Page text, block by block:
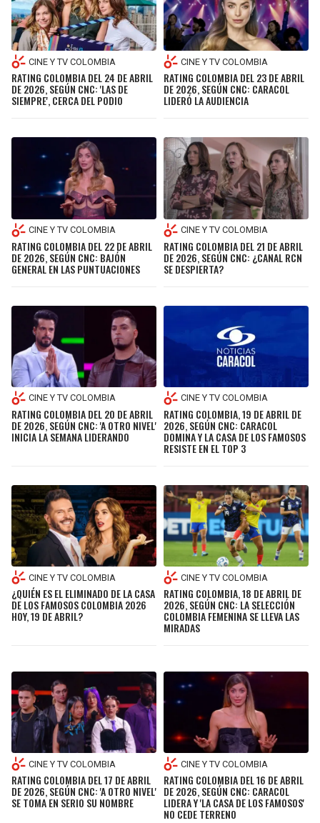
CINE Y TV COLOMBIA
RATING COLOMBIA DEL 24 DE ABRIL
DE 2026, SEGÚN CNC: 'LAS DE
SIEMPRE', CERCA DEL PODIO
CINE Y TV COLOMBIA
RATING COLOMBIA DEL 23 DE ABRIL
DE 2026, SEGÚN CNC: CARACOL
LIDERÓ LA AUDIENCIA
CINE Y TV COLOMBIA
RATING COLOMBIA DEL 22 DE ABRIL
DE 2026, SEGÚN CNC: BAJÓN
GENERAL EN LAS PUNTUACIONES
CINE Y TV COLOMBIA
RATING COLOMBIA DEL 21 DE ABRIL
DE 2026, SEGÚN CNC: ¿CANAL RCN
SE DESPIERTA?
CINE Y TV COLOMBIA
RATING COLOMBIA DEL 20 DE ABRIL
DE 2026, SEGÚN CNC: 'A OTRO NIVEL'
INICIA LA SEMANA LIDERANDO
CINE Y TV COLOMBIA
RATING COLOMBIA, 19 DE ABRIL DE
2026, SEGÚN CNC: CARACOL
DOMINA Y LA CASA DE LOS FAMOSOS
RESISTE EN EL TOP 3
CINE Y TV COLOMBIA
¿QUIÉN ES EL ELIMINADO DE LA CASA
DE LOS FAMOSOS COLOMBIA 2026
HOY, 19 DE ABRIL?
CINE Y TV COLOMBIA
RATING COLOMBIA, 18 DE ABRIL DE
2026, SEGÚN CNC: LA SELECCIÓN
COLOMBIA FEMENINA SE LLEVA LAS
MIRADAS
CINE Y TV COLOMBIA
RATING COLOMBIA DEL 17 DE ABRIL
DE 2026, SEGÚN CNC: 'A OTRO NIVEL'
SE TOMA EN SERIO SU NOMBRE
CINE Y TV COLOMBIA
RATING COLOMBIA DEL 16 DE ABRIL
DE 2026, SEGÚN CNC: CARACOL
LIDERA Y 'LA CASA DE LOS FAMOSOS'
NO CEDE TERRENO